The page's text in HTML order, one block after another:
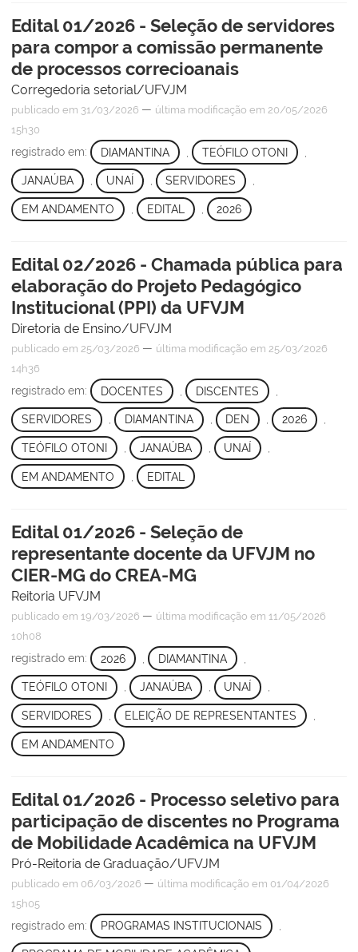
Edital 01/2026 - Seleção de servidores
para compor a comissão permanente
de processos correcioanais
Corregedoria setorial/UFVJM
publicado em 31/03/2026 — última modificação em 20/05/2026
15h30
registrado em: DIAMANTINA TEÓFILO OTONI
JANAÚBA , UNAÍ , SERVIDORES ,
EM ANDAMENTO EDITAL 2026
Edital 02/2026 - Chamada pública para
elaboração do Projeto Pedagógico
Institucional (PPI) da UFVJM
Diretoria de Ensino/UFVJM
publicado em 25/03/2026 — última modificação em 25/03/2026
14h36
registrado em: DOCENTES DISCENTES
SERVIDORES , DIAMANTINA , DEN , 2026 ,
TEÓFILO OTONI JANAÚBA UNAÍ
EM ANDAMENTO EDITAL
Edital 01/2026 - Seleção de
representante docente da UFVJM no
CIER-MG do CREA-MG
Reitoria UFVJM
publicado em 19/03/2026 — última modificação em 11/05/2026
10h08
registrado em: 2026 DIAMANTINA
TEÓFILO OTONI , JANAÚBA , UNAÍ ,
SERVIDORES ELEIÇÃO DE REPRESENTANTES
EM ANDAMENTO
Edital 01/2026 - Processo seletivo para
participação de discentes no Programa
de Mobilidade Acadêmica na UFVJM
Pró-Reitoria de Graduação/UFVJM
publicado em 06/03/2026 — última modificação em 01/04/2026
15h05
registrado em: PROGRAMAS INSTITUCIONAIS ,